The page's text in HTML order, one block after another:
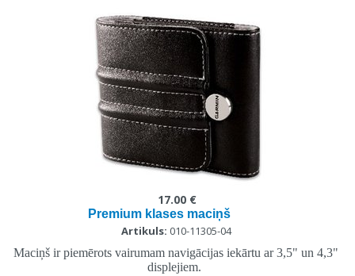
Premium klases maciņš
Artikuls: 010-11305-04
Maciņš ir piemērots vairumam navigācijas iekārtu ar 3,5" un 4,3"
displejiem.
17.00 €